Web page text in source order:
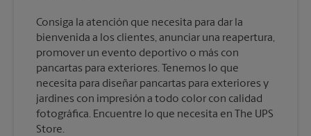
Consiga la atención que necesita para dar la
bienvenida a los clientes, anunciar una reapertura,
promover un evento deportivo o más con
pancartas para exteriores. Tenemos lo que
necesita para diseñar pancartas para exteriores y
jardines con impresión a todo color con calidad
fotográfica. Encuentre lo que necesita en The UPS
Store.